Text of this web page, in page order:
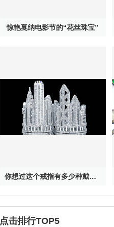
惊艳戛纳电影节的“花丝珠宝”
你想过这个戒指有多少种戴法吗？
点击排行TOP5